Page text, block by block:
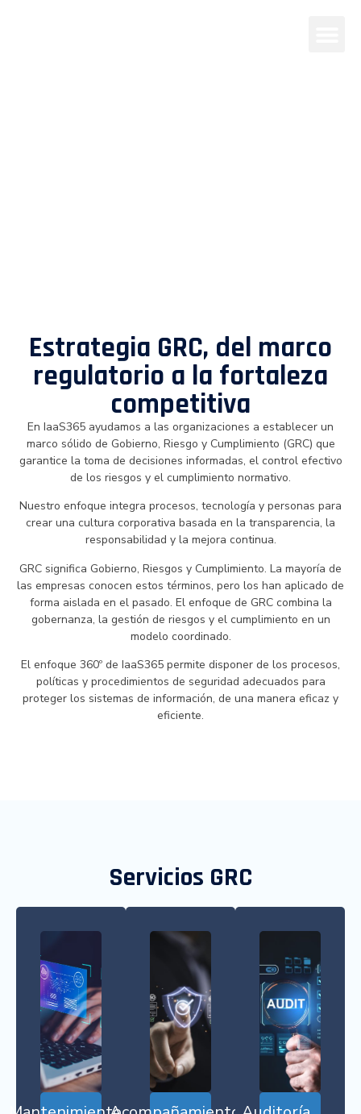
Estrategia GRC, del marco
regulatorio a la fortaleza
competitiva
En IaaS365 ayudamos a las organizaciones a establecer un
marco sólido de Gobierno, Riesgo y Cumplimiento (GRC) que
garantice la toma de decisiones informadas, el control efectivo
de los riesgos y el cumplimiento normativo.
Nuestro enfoque integra procesos, tecnología y personas para
crear una cultura corporativa basada en la transparencia, la
responsabilidad y la mejora continua.
GRC significa Gobierno, Riesgos y Cumplimiento. La mayoría de
las empresas conocen estos términos, pero los han aplicado de
forma aislada en el pasado. El enfoque de GRC combina la
gobernanza, la gestión de riesgos y el cumplimiento en un
modelo coordinado.
El enfoque 360º de IaaS365 permite disponer de los procesos,
políticas y procedimientos de seguridad adecuados para
proteger los sistemas de información, de una manera eficaz y
eficiente.
Servicios GRC